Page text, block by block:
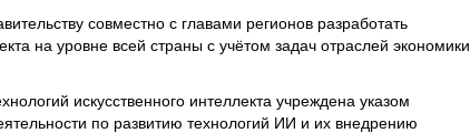
совместно с главами регионов разработать
на уровне всей страны с учётом задач отраслей экономики
искусственного интеллекта учреждена указом
по развитию технологий ИИ и их внедрению